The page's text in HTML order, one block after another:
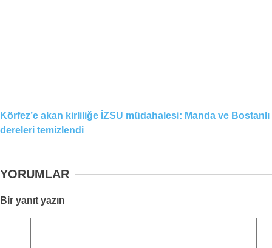
Körfez’e akan kirliliğe İZSU müdahalesi: Manda ve Bostanlı
dereleri temizlendi
YORUMLAR
Bir yanıt yazın